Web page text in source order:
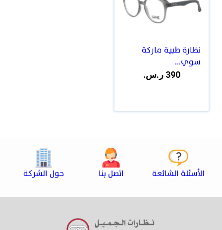
نظارة طبية ماركة
سوي...
390 ر.س.
حول الشركة اتصل بنا الأسئلة الشائعة